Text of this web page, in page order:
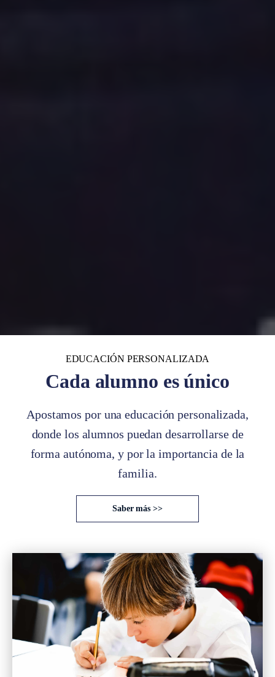
EDUCACIÓN PERSONALIZADA
Cada alumno es único
Apostamos por una educación personalizada,
donde los alumnos puedan desarrollarse de
forma autónoma, y por la importancia de la
familia.
Saber más >>